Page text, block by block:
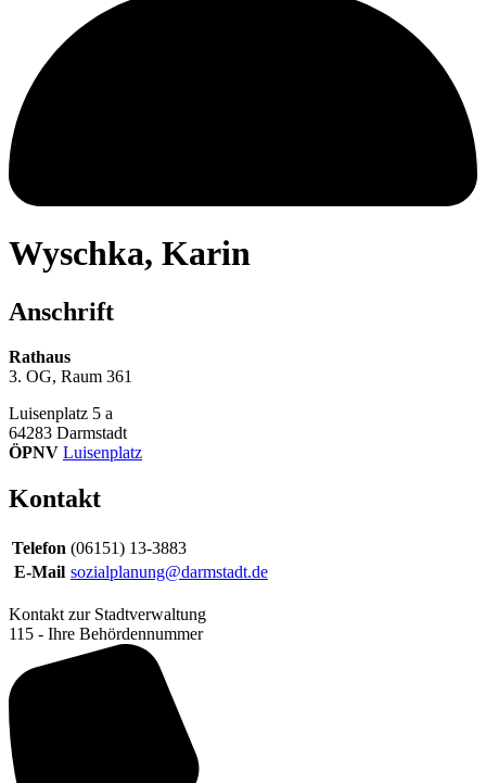
Wyschka, Karin
Anschrift
Rathaus
3. OG, Raum 361
Luisenplatz 5 a
64283 Darmstadt
ÖPNV Luisenplatz
Kontakt
Telefon (06151) 13-3883
E-Mail sozialplanung@darmstadt.de
Kontakt zur Stadtverwaltung
115 - Ihre Behördennummer